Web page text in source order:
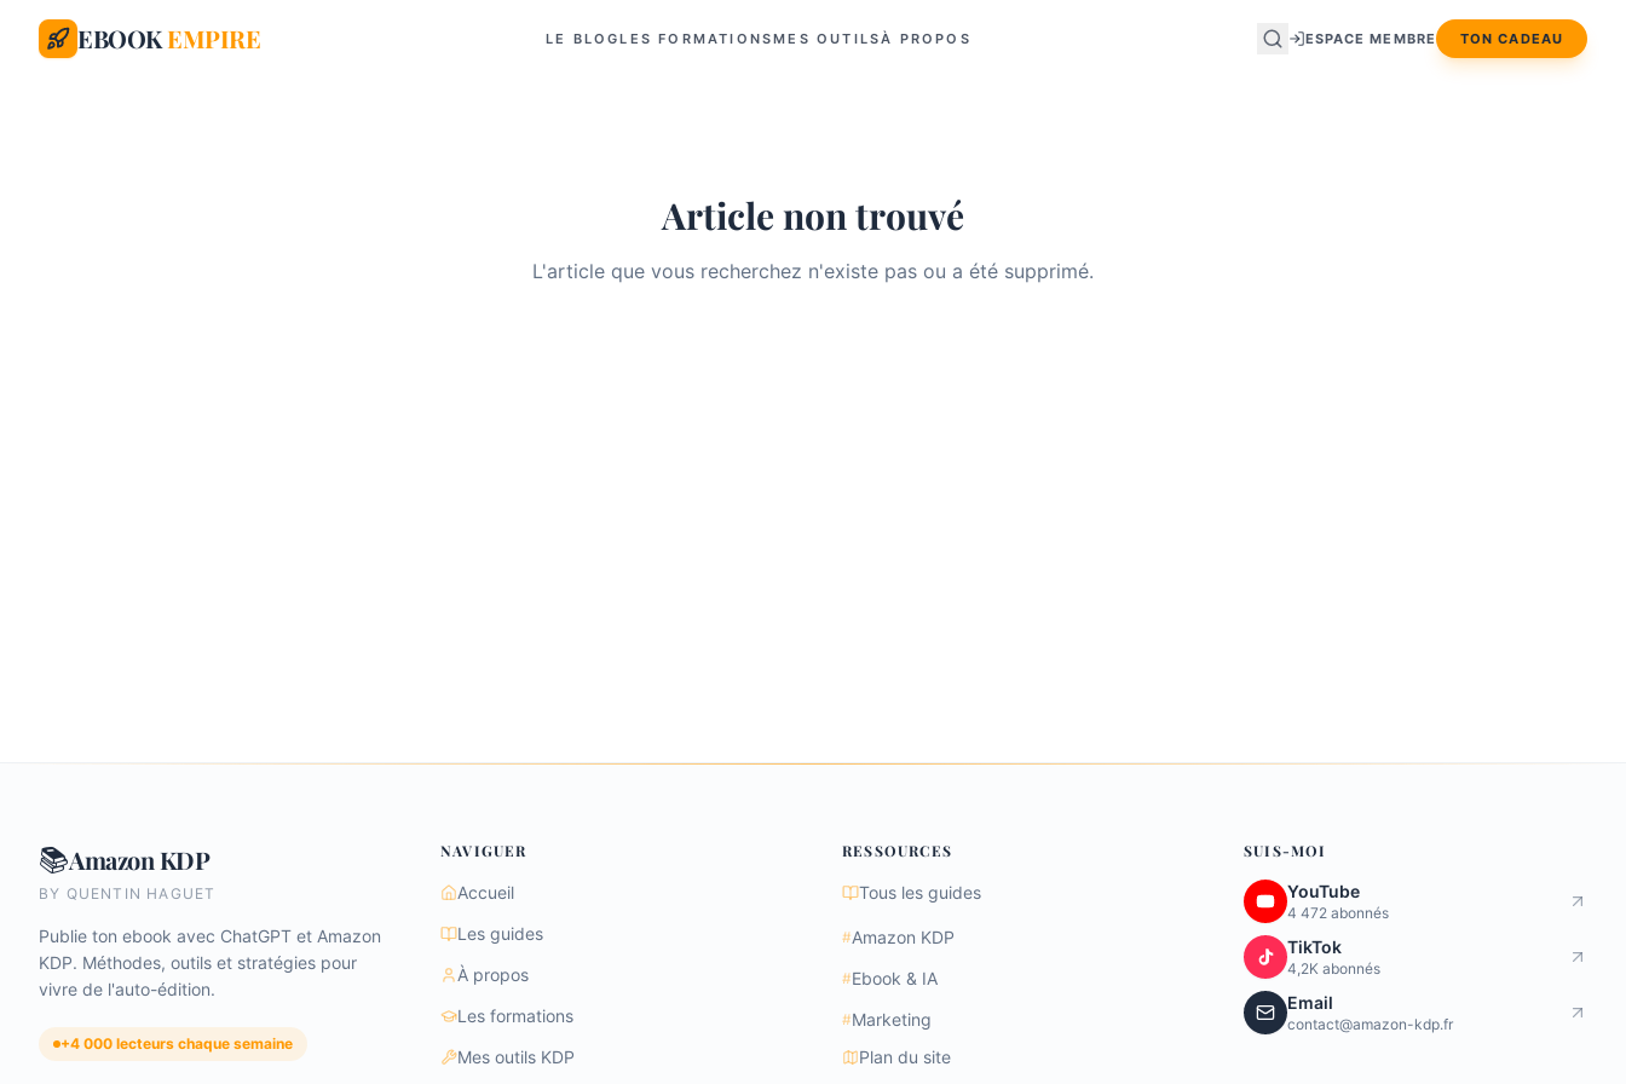
EBOOKEMPIRE LE BLOGLES FORMATIONSMES OUTILSÀ PROPOS ESPACE MEMBRE TON CADEAU
Article non trouvé
L'article que vous recherchez n'existe pas ou a été supprimé.
📚Amazon KDP
BY QUENTIN HAGUET
Publie ton ebook avec ChatGPT et Amazon
KDP. Méthodes, outils et stratégies pour
vivre de l'auto-édition.
+4 000 lecteurs chaque semaine
NAVIGUER
Accueil
Les guides
À propos
Les formations
Mes outils KDP
RESSOURCES
Tous les guides
#Amazon KDP
#Ebook & IA
#Marketing
Plan du site
SUIS-MOI
YouTube
4 472 abonnés
TikTok
4,2K abonnés
Email
contact@amazon-kdp.fr